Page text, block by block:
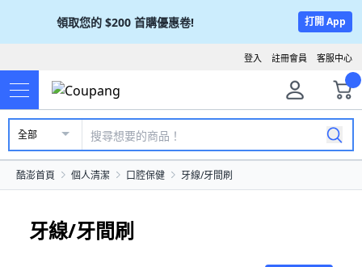
領取您的 $200 首購優惠卷! 打開 App
客服中心
註冊會員
登入
全部
酷澎首頁 個人清潔 口腔保健 牙線/牙間刷
牙線/牙間刷